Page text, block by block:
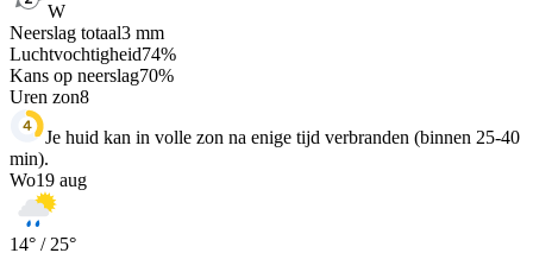
W
Neerslag totaal3 mm
Luchtvochtigheid74%
Kans op neerslag70%
Uren zon8
Je huid kan in volle zon na enige tijd verbranden (binnen 25-40
min).
Wo19 aug
14° / 25°